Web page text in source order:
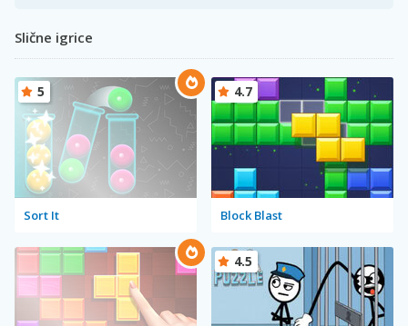
Slične igrice
Sort It
5
Block Blast
4.7
4.5